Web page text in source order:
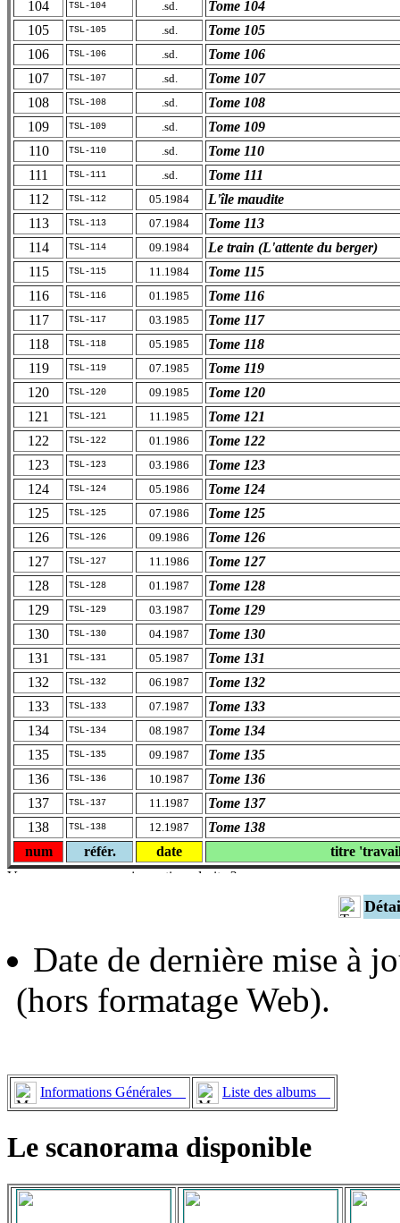
104 TSL-104 .sd.
Tome 104
105
TSL-105 .sd.
Tome 105
106
TSL-106 .sd.
Tome 106
107
TSL-107 .sd.
Tome 107
108
TSL-108 .sd.
Tome 108
109
TSL-109 .sd.
Tome 109
110
TSL-110 .sd.
Tome 110
111
TSL-111 .sd.
Tome 111
112
TSL-112 05.1984
L'île maudite
113
TSL-113 07.1984
Tome 113
114
TSL-114 09.1984
Le train (L'attente du berger)
115
TSL-115 11.1984
Tome 115
116
TSL-116 01.1985
Tome 116
117
TSL-117 03.1985
Tome 117
118
TSL-118 05.1985
Tome 118
119
TSL-119 07.1985
Tome 119
120
TSL-120 09.1985
Tome 120
121
TSL-121 11.1985
Tome 121
122
TSL-122 01.1986
Tome 122
123
TSL-123 03.1986
Tome 123
124
TSL-124 05.1986
Tome 124
125
TSL-125 07.1986
Tome 125
126
TSL-126 09.1986
Tome 126
127
TSL-127 11.1986
Tome 127
128
TSL-128 01.1987
Tome 128
129
TSL-129 03.1987
Tome 129
130
TSL-130 04.1987
Tome 130
131
TSL-131 05.1987
Tome 131
132
TSL-132 06.1987
Tome 132
133
TSL-133 07.1987
Tome 133
134
TSL-134 08.1987
Tome 134
135
TSL-135 09.1987
Tome 135
136
TSL-136 10.1987
Tome 136
137
TSL-137 11.1987
Tome 137
138
TSL-138 12.1987
Tome 138
num
référ. date titre
Date de dernière mise à
(hors formatage Web).
Informations Générales Liste des albums
Le scanorama disponible